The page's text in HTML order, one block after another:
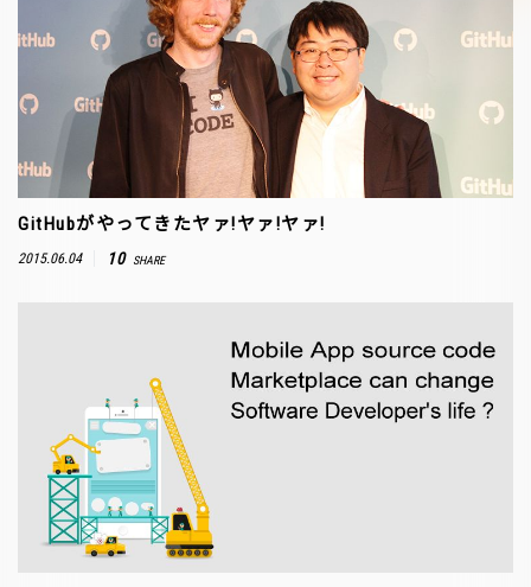
GitHubがやってきたヤァ!ヤァ!ヤァ!
2015.06.04 10 SHARE